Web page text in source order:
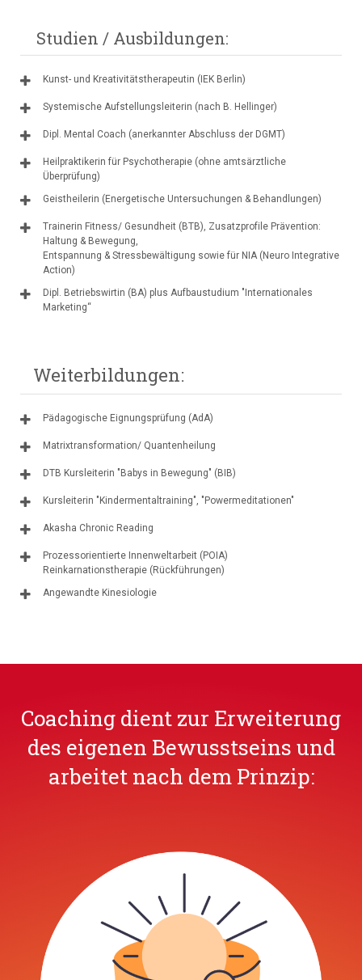
Studien / Ausbildungen:
Kunst- und Kreativitätstherapeutin (IEK Berlin)
Systemische Aufstellungsleiterin (nach B. Hellinger)
Dipl. Mental Coach (anerkannter Abschluss der DGMT)
Heilpraktikerin für Psychotherapie (ohne amtsärztliche
Überprüfung)
Geistheilerin (Energetische Untersuchungen & Behandlungen)
Trainerin Fitness/ Gesundheit (BTB), Zusatzprofile Prävention:
Haltung & Bewegung,
Entspannung & Stressbewältigung sowie für NIA (Neuro Integrative
Action)
Dipl. Betriebswirtin (BA) plus Aufbaustudium "Internationales
Marketing“
Weiterbildungen:
Pädagogische Eignungsprüfung (AdA)
Matrixtransformation/ Quantenheilung
DTB Kursleiterin "Babys in Bewegung" (BIB)
Kursleiterin "Kindermentaltraining", "Powermeditationen"
Akasha Chronic Reading
Prozessorientierte Innenweltarbeit (POIA)
Reinkarnationstherapie (Rückführungen)
Angewandte Kinesiologie
Coaching dient zur Erweiterung
des eigenen Bewusstseins und
arbeitet nach dem Prinzip: